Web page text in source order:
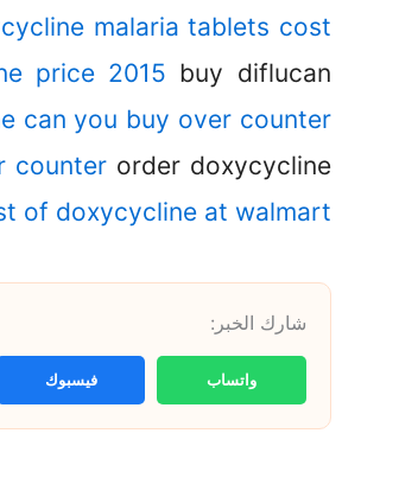
malaria tablets cost
price 2015 buy diflucan
can you buy over counter
counterorder doxycycline
of doxycycline at walmart
شارك الخبر:
واتساب فيسبوك